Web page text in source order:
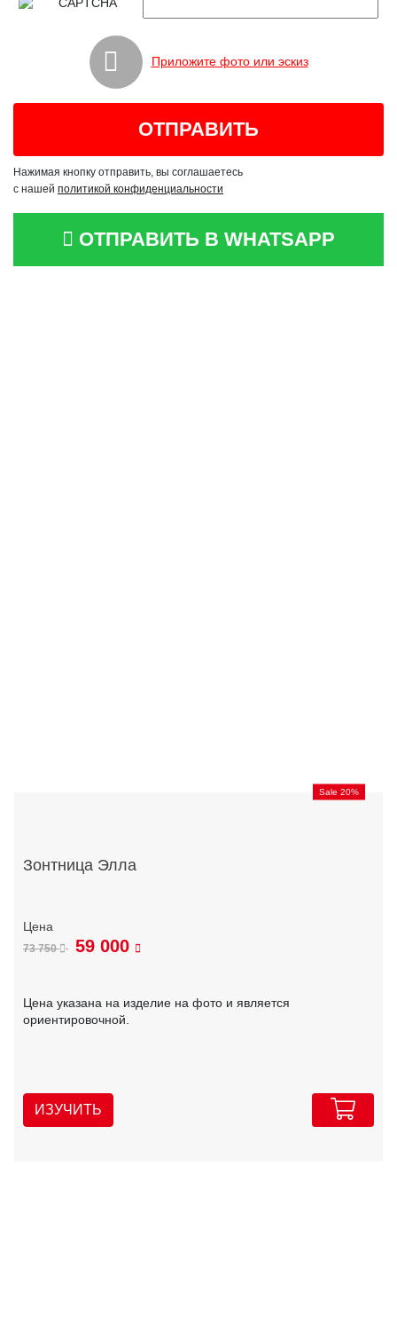
Приложите фото или эскиз
Нажимая кнопку отправить, вы соглашаетесь
с нашей политикой конфиденциальности
ОТПРАВИТЬ В WHATSAPP
Sale 20%
Зонтница Элла
73 750 59 000
Цена указана на изделие на фото и является
ориентировочной.
ИЗУЧИТЬ